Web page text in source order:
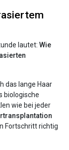
lautet: Wie
das lange Haar
biologische
wie bei jeder
Fortschritt richtig